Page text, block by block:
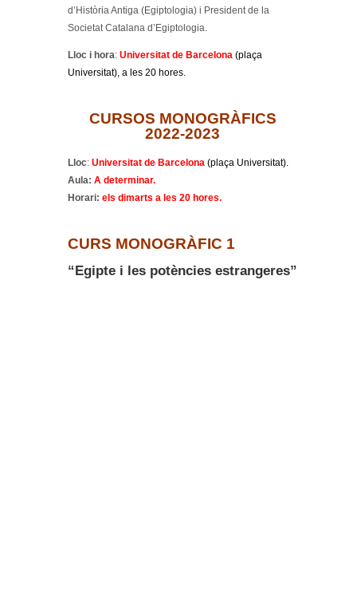
d’Història Antiga (Egiptologia) i President de la
Societat Catalana d’Egiptologia.
Lloc i hora: Universitat de Barcelona (plaça
Universitat), a les 20 hores.
CURSOS MONOGRÀFICS
2022-2023
Lloc: Universitat de Barcelona (plaça Universitat).
Aula: A determinar.
Horari: els dimarts a les 20 hores.
CURS MONOGRÀFIC 1
“Egipte i les potències estrangeres”